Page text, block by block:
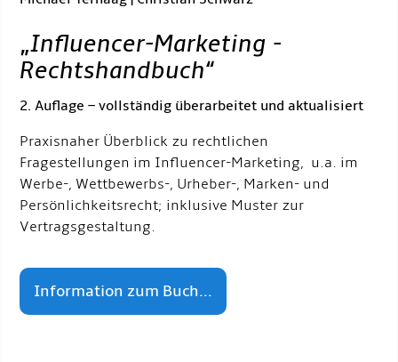
„Influencer-Marketing -
Rechtshandbuch“
2. Auflage – vollständig überarbeitet und aktualisiert
Praxisnaher Überblick zu rechtlichen
Fragestellungen im Influencer-Marketing, u.a. im
Werbe-, Wettbewerbs-, Urheber-, Marken- und
Persönlichkeitsrecht; inklusive Muster zur
Vertragsgestaltung.
Information zum Buch...